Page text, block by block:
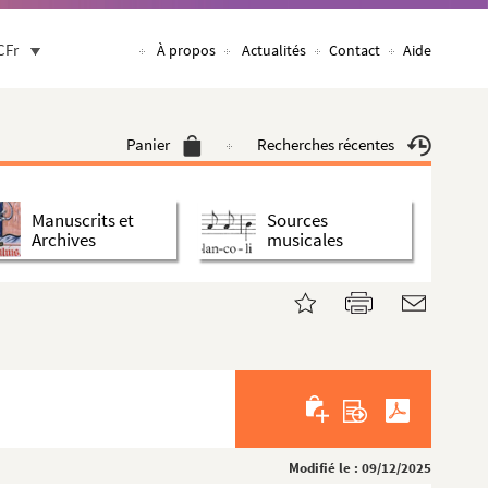
À propos Actualités Contact Aide
Panier Recherches récentes
Manuscrits et
Archives
Sources
musicales
Modifié le : 09/12/2025